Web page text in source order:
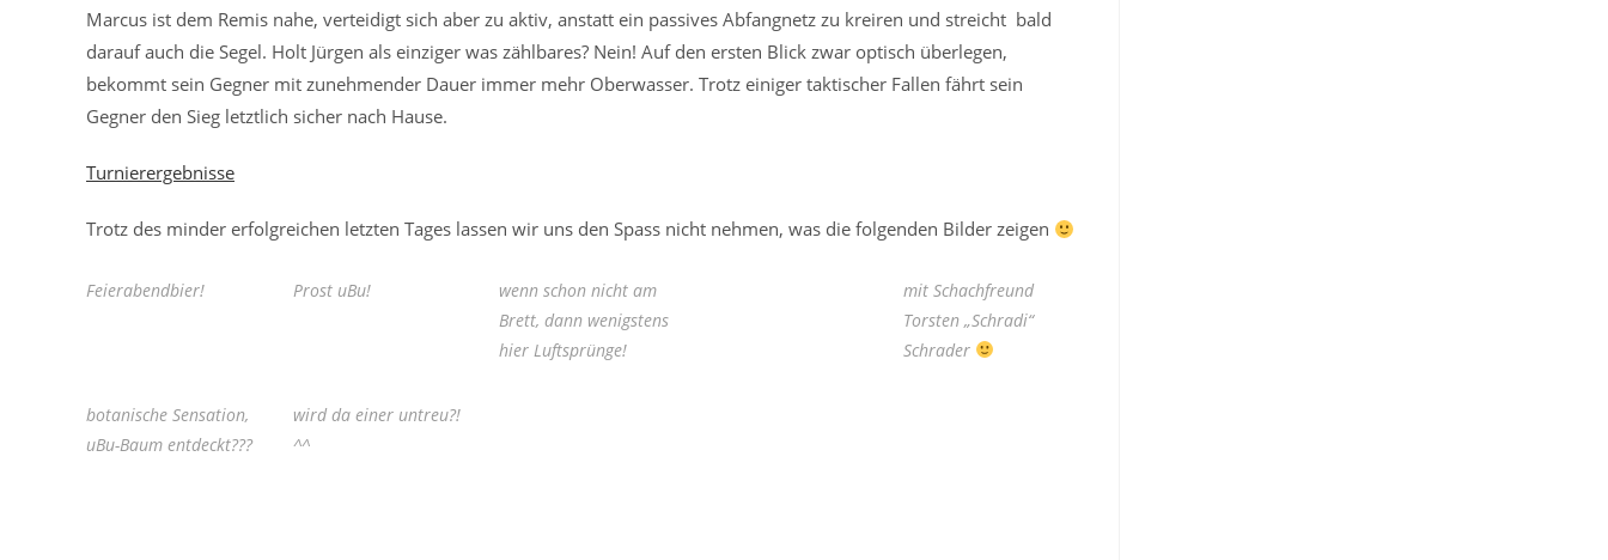
Marcus ist dem Remis nahe, verteidigt sich aber zu aktiv, anstatt ein passives Abfangnetz zu kreiren und streicht bald
darauf auch die Segel. Holt Jürgen als einziger was zählbares? Nein! Auf den ersten Blick zwar optisch überlegen,
bekommt sein Gegner mit zunehmender Dauer immer mehr Oberwasser. Trotz einiger taktischer Fallen fährt sein
Gegner den Sieg letztlich sicher nach Hause.
Turnierergebnisse
Trotz des minder erfolgreichen letzten Tages lassen wir uns den Spass nicht nehmen, was die folgenden Bilder zeigen
mit Schachfreund
Torsten „Schradi“
Schrader
Feierabendbier! Prost uBu!
wenn schon nicht am
Brett, dann wenigstens
hier Luftsprünge!
botanische Sensation,
uBu-Baum entdeckt???
wird da einer untreu?!
^^